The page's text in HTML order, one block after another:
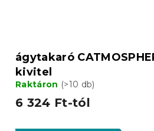
ágytakaró
kivitel
Raktáron (>10 db)
6 324 Ft-tól